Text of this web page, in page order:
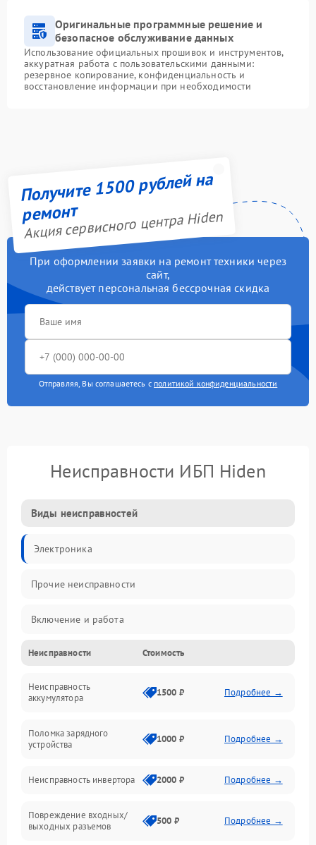
Оригинальные программные решение и
безопасное обслуживание данных
Использование официальных прошивок и инструментов,
аккуратная работа с пользовательскими данными:
резервное копирование, конфиденциальность и
восстановление информации при необходимости
Получите 1500 рублей на
ремонт
Акция сервисного центра Hiden
При оформлении заявки на ремонт техники через
сайт,
действует персональная бессрочная скидка
Отправляя, Вы соглашаетесь с политикой конфиденциальности
Неисправности ИБП Hiden
Виды неисправностей
Электроника
Прочие неисправности
Включение и работа
Работа с нагрузкой
Звук и индикация
Механические повреждения
Неисправности Стоимость
Неисправность
аккумулятора
1500 ₽ Подробнее →
Поломка зарядного
устройства
1000 ₽ Подробнее →
Неисправность инвертора 2000 ₽ Подробнее →
Повреждение входных/
выходных разъемов
500 ₽ Подробнее →